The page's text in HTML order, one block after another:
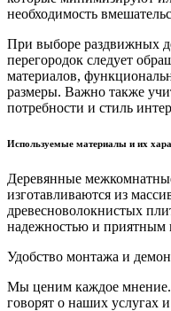
необходимость
При выборе раздвижных
перегородок следует
материалов,
размеры. Важно также
потребности и стиль
Используемые материалы и их
Деревянные
изготавливаются из
древесноволокнистых
надежностью и
Удобство монтажа и
Мы ценим каждое
говорят о наших услугах